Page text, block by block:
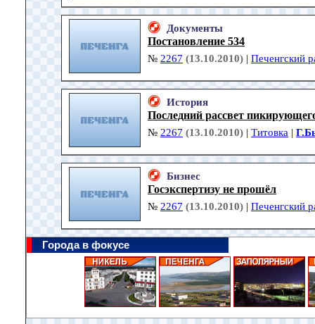
Документы
Постановление 534
№ 2267 (13.10.2010) | Печенгский
История
Последний рассвет
№ 2267 (13.10.2010) | Титовка |
Бизнес
Госэкспертизу не прошёл
№ 2267 (13.10.2010) | Печенгский
Города в фокусе